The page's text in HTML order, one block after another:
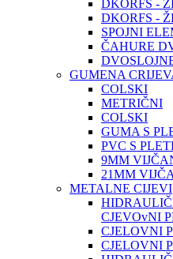
DKORFS -
DKORFS -
SPOJNI
ČAHURE
GUMENA
COLSKI
METRIČNI
COLSKI
GUMA S
PVC S
9MM
21MM
METALNE CIJEVI
CJEVOvNI
CJELOVNI
CJELOVNI